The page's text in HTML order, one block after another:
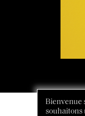
Bienvenue
souhaitons